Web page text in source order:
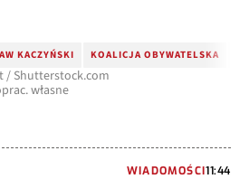
KACZYŃSKI KOALICJA OBYWATELSKA
/ Shutterstock.com
własne
WIADOMOŚCI11:44